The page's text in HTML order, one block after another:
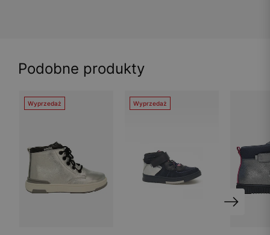
Podobne produkty
Wyprzedaż Wyprzedaż